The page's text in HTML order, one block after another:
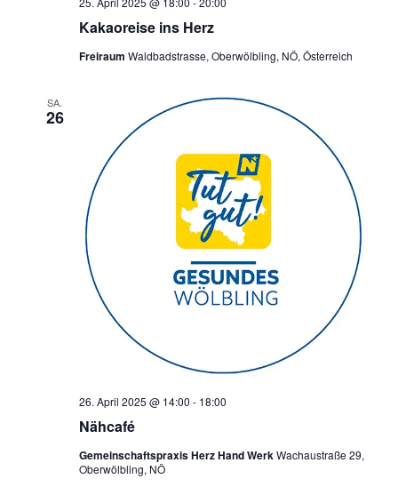
Kakaoreise ins Herz
Freiraum Waldbadstrasse, Oberwölbling, NÖ, Österreich
SA.
26
Nähcafé
26. April 2025 @ 14:00 - 18:00
Gemeinschaftspraxis Herz Hand WerkWachaustraße 29,
Oberwölbling, NÖ